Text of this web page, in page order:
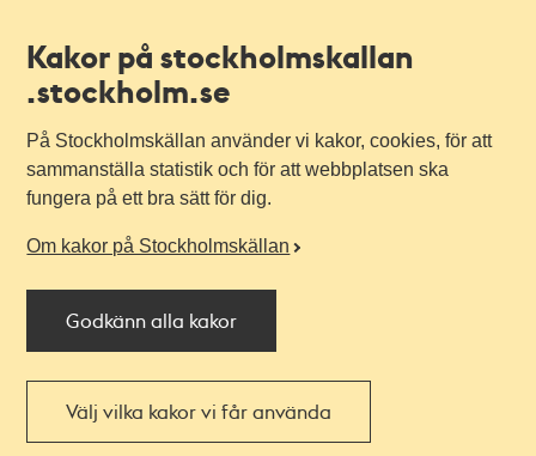
Kakor på stockholmskallan
.stockholm.se
På Stockholmskällan använder vi kakor, cookies, för att
sammanställa statistik och för att webbplatsen ska
fungera på ett bra sätt för dig.
Om kakor på Stockholmskällan
Godkänn alla kakor
Välj vilka kakor vi får använda